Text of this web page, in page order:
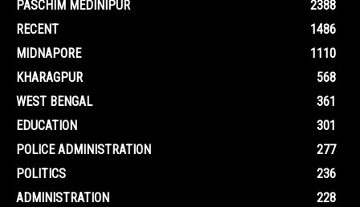
PASCHIM MEDINIPUR
2388
RECENT
1486
MIDNAPORE
1110
KHARAGPUR
568
WEST BENGAL
361
EDUCATION
301
POLICE ADMINISTRATION
277
POLITICS
236
ADMINISTRATION
228